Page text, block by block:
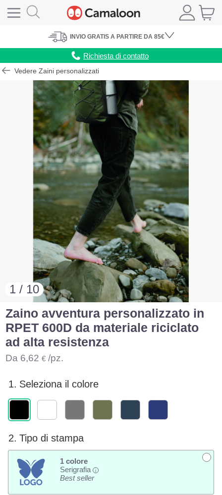
INVIO GRATIS A PARTIRE DA 85€
Richiesta di contatto
Vedere Zaini personalizzati
1 / 10
Zaino avventura personalizzato in
RPET 600D da materiale riciclato
ad alta resistenza
Da 6,62 € /pz.
1. Seleziona il colore
2. Tipo di stampa
1 colore
Serigrafia
i
Best seller